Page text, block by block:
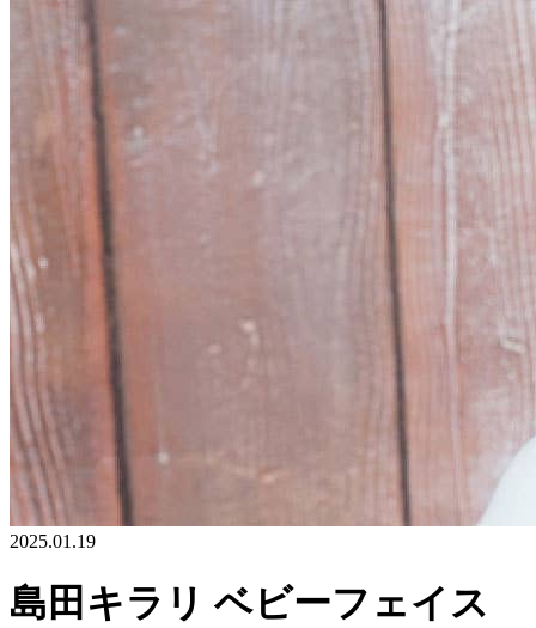
2025.01.19
島田キラリ ベビーフェイス